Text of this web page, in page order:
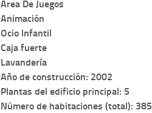
Área De Juegos
Animación
Ocio Infantil
Caja fuerte
Lavandería
Año de construcción: 2002
Plantas del edificio principal: 5
Número de habitaciones (total): 385